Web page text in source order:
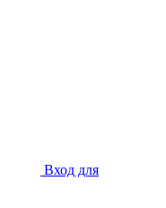
Вход для